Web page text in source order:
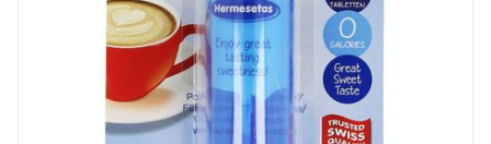
Dieetbeperkingen Glutenvrij, Lactosevrij, Vegan
Kamertemperatuur (15°C -
25°C)